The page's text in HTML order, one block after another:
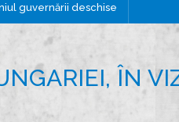
ă
guvernării deschise
ÎN